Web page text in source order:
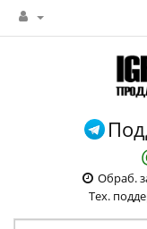
Обраб.
Тех.